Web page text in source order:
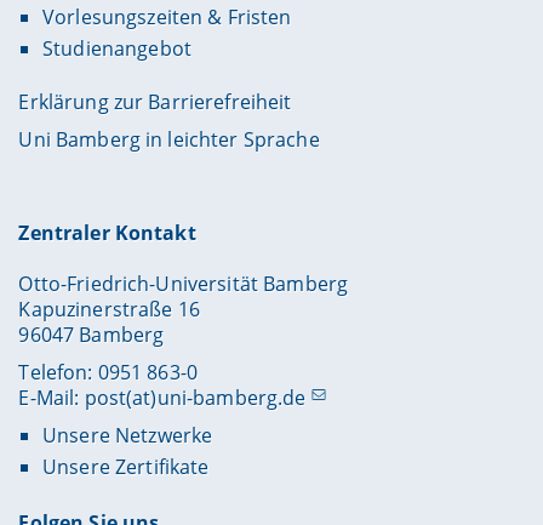
Vorlesungszeiten & Fristen
Studienangebot
Erklärung zur Barrierefreiheit
Uni Bamberg in leichter Sprache
Zentraler Kontakt
Otto-Friedrich-Universität Bamberg
Kapuzinerstraße 16
96047 Bamberg
Telefon: 0951 863-0
E-Mail: post(at)uni-bamberg.de
Unsere Netzwerke
Unsere Zertifikate